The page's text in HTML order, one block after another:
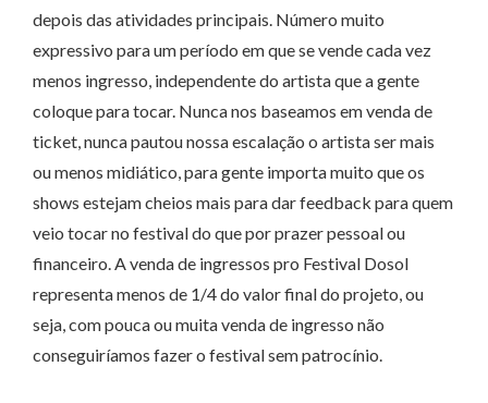
depois das atividades principais. Número muito
expressivo para um período em que se vende cada vez
menos ingresso, independente do artista que a gente
coloque para tocar. Nunca nos baseamos em venda de
ticket, nunca pautou nossa escalação o artista ser mais
ou menos midiático, para gente importa muito que os
shows estejam cheios mais para dar feedback para quem
veio tocar no festival do que por prazer pessoal ou
financeiro. A venda de ingressos pro Festival Dosol
representa menos de 1/4 do valor final do projeto, ou
seja, com pouca ou muita venda de ingresso não
conseguiríamos fazer o festival sem patrocínio.